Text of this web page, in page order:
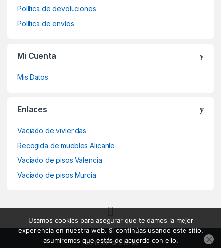
Política de devoluciones
Política de envíos
Mi Cuenta
Mis Datos
Enlaces
Vaciado de viviendas
Recogida de muebles Alicante
Vaciado de pisos Valencia
Vaciado de pisos Murcia
Atención al cliente
Usamos cookies para asegurar que te damos la mejor
experiencia en nuestra web. Si continúas usando este sitio,
asumiremos que estás de acuerdo con ello.